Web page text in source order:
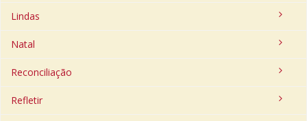
Lindas
Natal
Reconciliação
Refletir